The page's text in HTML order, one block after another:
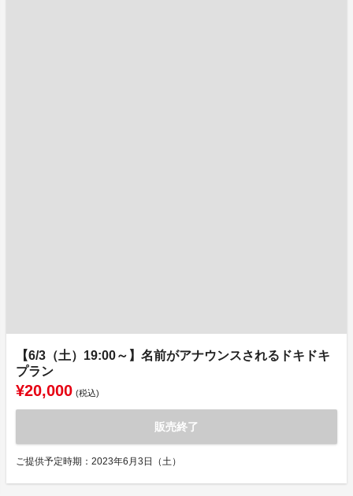
【6/3（土）19:00～】名前がアナウンスされるドキドキ
プラン
¥20,000 (税込)
販売終了
ご提供予定時期：2023年6月3日（土）